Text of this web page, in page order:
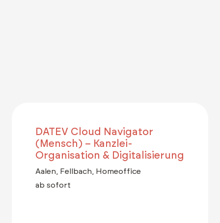
DATEV Cloud Navigator
(Mensch) – Kanzlei-
Organisation & Digitalisierung
Aalen, Fellbach, Homeoffice
ab sofort